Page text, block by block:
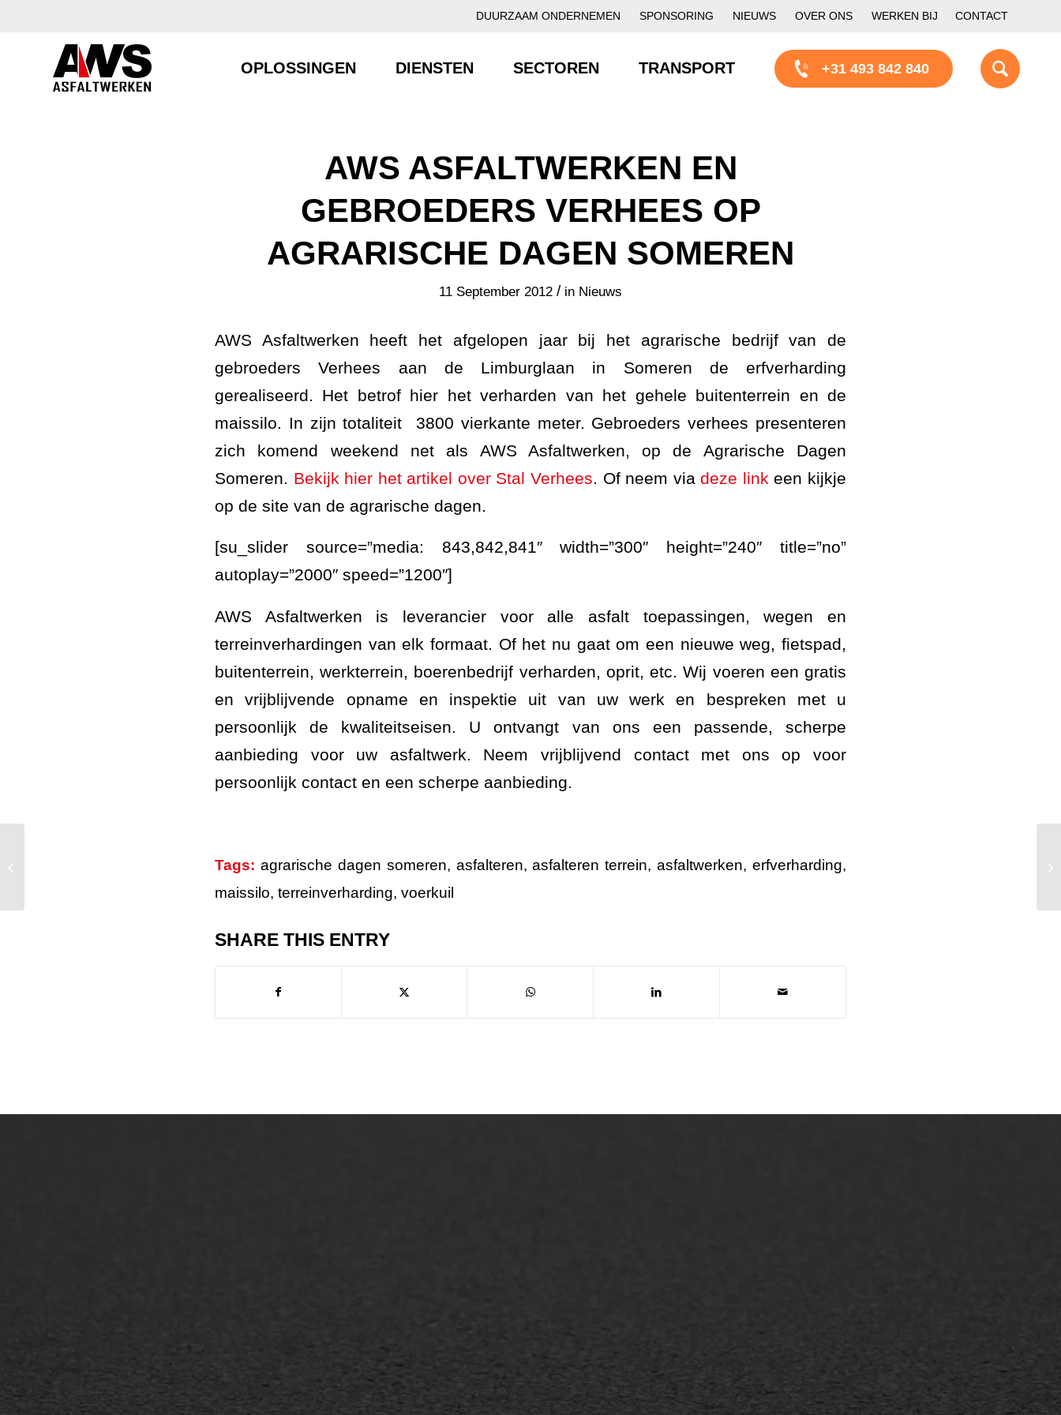
DUURZAAM ONDERNEMEN SPONSORING NIEUWS OVER ONS WERKEN BIJ CONTACT
OPLOSSINGEN DIENSTEN SECTOREN TRANSPORT +31 493 842 840
AWS ASFALTWERKEN EN
GEBROEDERS VERHEES OP
AGRARISCHE DAGEN SOMEREN
11 September 2012 / in Nieuws
AWS Asfaltwerken heeft het afgelopen jaar bij het agrarische bedrijf van de
gebroeders Verhees aan de Limburglaan in Someren de erfverharding
gerealiseerd. Het betrof hier het verharden van het gehele buitenterrein en de
maissilo. In zijn totaliteit 3800 vierkante meter. Gebroeders verhees presenteren
zich komend weekend net als AWS Asfaltwerken, op de Agrarische Dagen
Someren. Bekijk hier het artikel over Stal Verhees . Of neem viadeze linkeen kijkje
op de site van de agrarische dagen.
[su_slider source=”media: 843,842,841″ width=”300″ height=”240″ title=”no”
autoplay=”2000″ speed=”1200″]
AWS Asfaltwerken is leverancier voor alle asfalt toepassingen, wegen en
terreinverhardingen van elk formaat. Of het nu gaat om een nieuwe weg, fietspad,
buitenterrein, werkterrein, boerenbedrijf verharden, oprit, etc. Wij voeren een gratis
en vrijblijvende opname en inspektie uit van uw werk en bespreken met u
persoonlijk de kwaliteitseisen. U ontvangt van ons een passende, scherpe
aanbieding voor uw asfaltwerk. Neem vrijblijvend contact met ons op voor
persoonlijk contact en een scherpe aanbieding.
Tags: agrarische dagen someren, asfalteren,asfalteren terrein,asfaltwerken, erfverharding,
maissilo, terreinverharding, voerkuil
SHARE THIS ENTRY
Markering verlagen
Bitumineuze voegvulling
Gietasfalt reparatie
Verwijderen markering
Vlakslijpen
Inschrijven nieuwsbrief
Duurzaam ondernemen